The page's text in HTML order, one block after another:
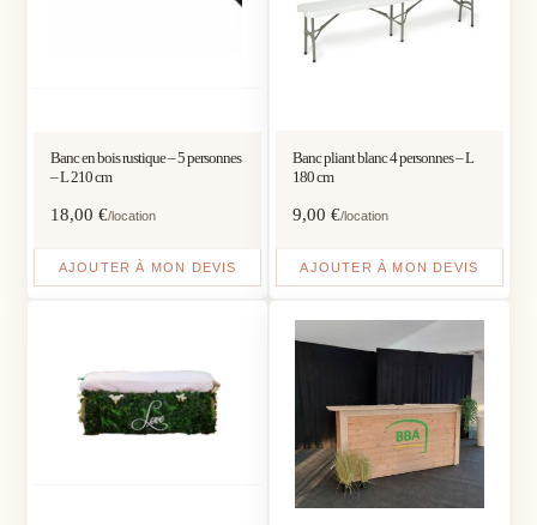
Banc en bois rustique – 5 personnes
– L 210 cm
18,00€/location
AJOUTER À MON DEVIS
Banc pliant blanc 4 personnes – L
180 cm
9,00 €/location
AJOUTER À MON DEVIS